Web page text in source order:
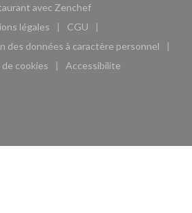
avec Zenchef((ouvre une nouvelle
légales
((ouvre une nouvelle fenêtre))
CGU
((ouvre une nouvelle
des données à caractère personnel
((ouvre une nouvelle fenêtre))
cookies
((ouvre une nouvelle fenêtre))
Accessibilite